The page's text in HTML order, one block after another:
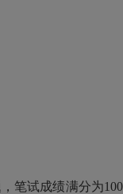
试成绩满分为